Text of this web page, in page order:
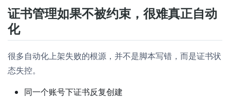
证书管理如果不被约束，很难真正自动
化
很多自动化上架失败的根源，并不是脚本写错，而是证书状
态失控。
同一个账号下证书反复创建